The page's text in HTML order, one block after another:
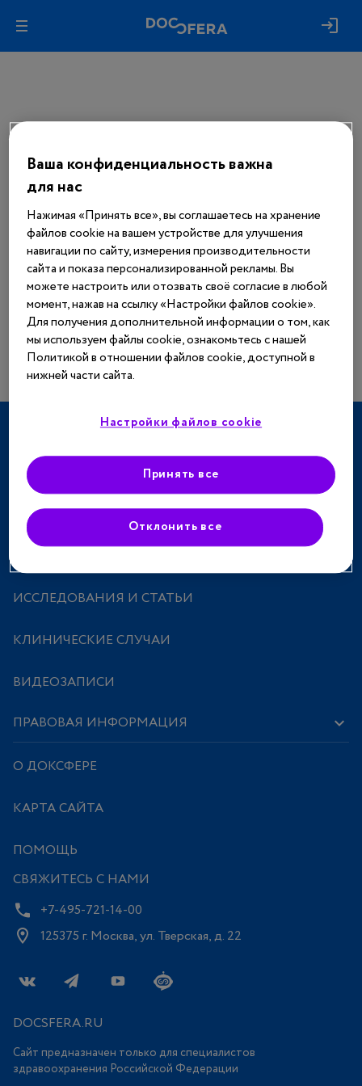
Авторизуйтесь, чтобы получить
Войти
Еще нет аккаунта?
Зарегистрироваться
ТЕРАПЕВТИЧЕСКИЕ НАПРАВЛЕНИЯ
СПЕЦПРОЕКТЫ
МЕРОПРИЯТИЯ
ИССЛЕДОВАНИЯ И СТАТЬИ
КЛИНИЧЕСКИЕ СЛУЧАИ
ВИДЕОЗАПИСИ
ПРАВОВАЯ ИНФОРМАЦИЯ
О ДОКСФЕРЕ
КАРТА САЙТА
ПОМОЩЬ
СВЯЖИТЕСЬ С НАМИ
+7-495-721-14-00
125375 г. Москва, ул. Тверская, д. 22
DOCSFERA.RU
Сайт предназначен только для специалистов
здравоохранения Российской Федерации
Ваша конфиденциальность важна
для нас
Нажимая «Принять все», вы соглашаетесь на хранение
файлов cookie на вашем устройстве для улучшения
навигации по сайту, измерения производительности
сайта и показа персонализированной рекламы. Вы
можете настроить или отозвать своё согласие в любой
момент, нажав на ссылку «Настройки файлов cookie».
Для получения дополнительной информации о том, как
мы используем файлы cookie, ознакомьтесь с нашей
Политикой в отношении файлов cookie, доступной в
нижней части сайта.
Настройки файлов cookie
Отклонить все
Принять все